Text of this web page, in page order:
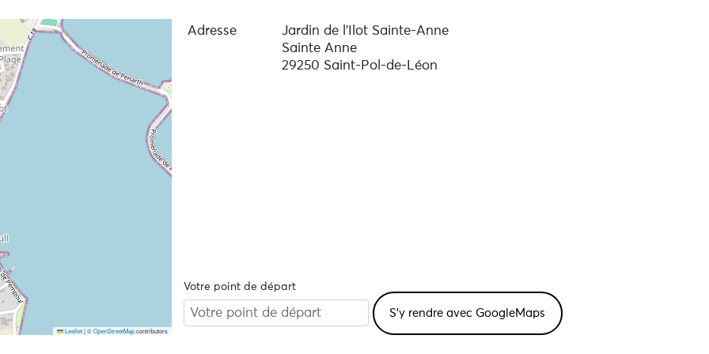
Leaflet |©OpenStreetMapcontributors
Adresse
Jardin de l’Ilot Sainte-Anne
Sainte Anne
29250 Saint-Pol-de-Léon
Votre point de départ